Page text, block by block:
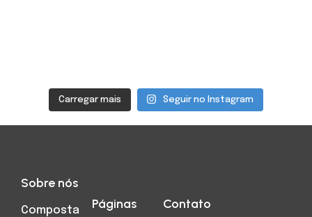
Carregar mais Seguir no Instagram
Sobre nós
Composta
Páginas Contato